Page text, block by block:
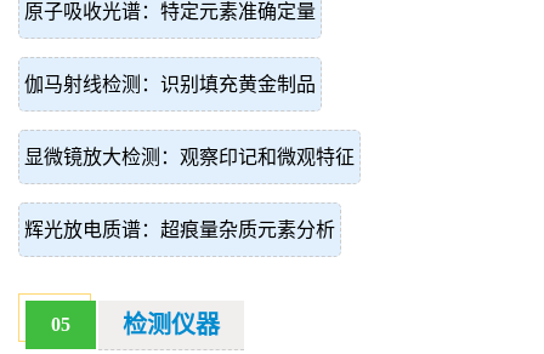
原子吸收光谱：特定元素准确定量
伽马射线检测：识别填充黄金制品
显微镜放大检测：观察印记和微观特征
辉光放电质谱：超痕量杂质元素分析
05 检测仪器